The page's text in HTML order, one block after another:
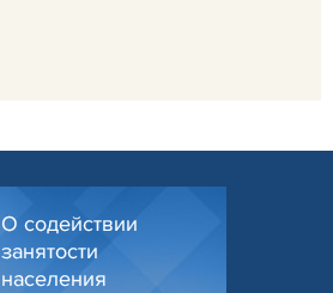
О содействии
занятости
населения